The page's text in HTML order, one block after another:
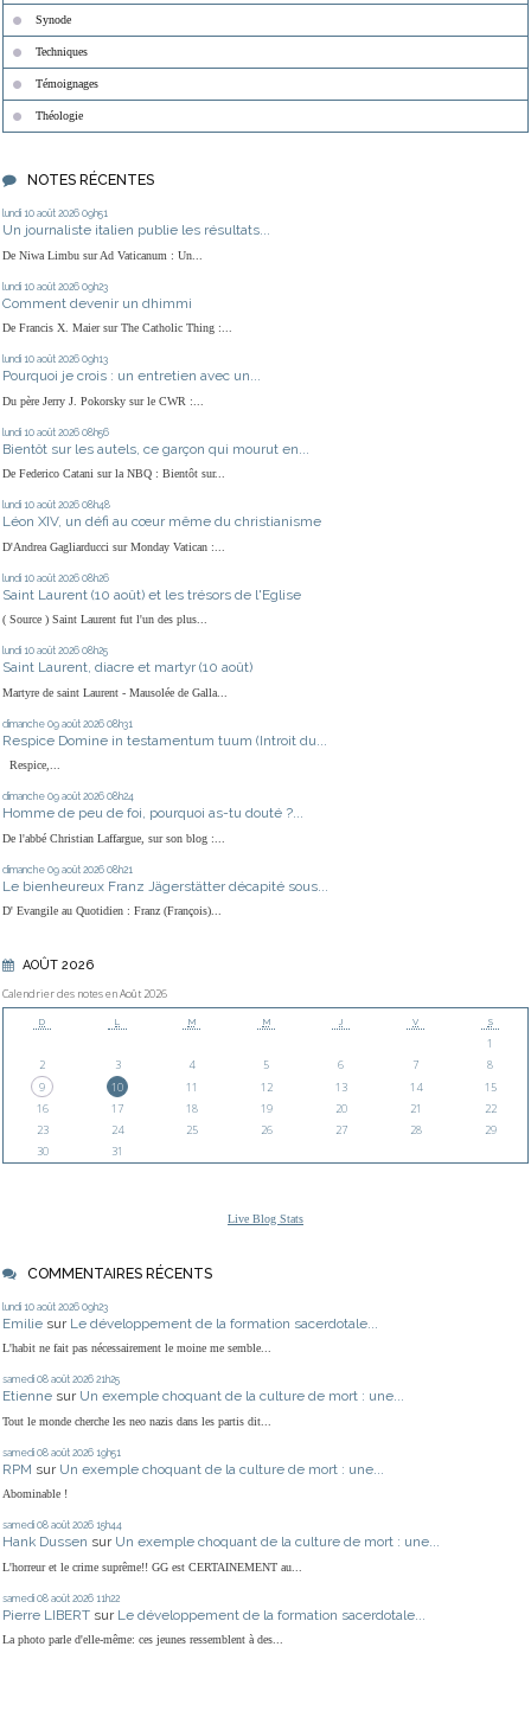
Synode
Techniques
Témoignages
Théologie
NOTES RÉCENTES
lundi 10 août 2026 09h51
Un journaliste italien publie les résultats...
De Niwa Limbu sur Ad Vaticanum : Un...
lundi 10 août 2026 09h23
Comment devenir un dhimmi
De Francis X. Maier sur The Catholic Thing :...
lundi 10 août 2026 09h13
Pourquoi je crois : un entretien avec un...
Du père Jerry J. Pokorsky sur le CWR :...
lundi 10 août 2026 08h56
Bientôt sur les autels, ce garçon qui mourut en...
De Federico Catani sur la NBQ : Bientôt sur...
lundi 10 août 2026 08h48
Léon XIV, un défi au cœur même du christianisme
D'Andrea Gagliarducci sur Monday Vatican :...
lundi 10 août 2026 08h26
Saint Laurent (10 août) et les trésors de l'Eglise
( Source ) Saint Laurent fut l'un des plus...
lundi 10 août 2026 08h25
Saint Laurent, diacre et martyr (10 août)
Martyre de saint Laurent - Mausolée de Galla...
dimanche 09 août 2026 08h31
Respice Domine in testamentum tuum (Introit du...
Respice,...
dimanche 09 août 2026 08h24
Homme de peu de foi, pourquoi as-tu douté ?...
De l'abbé Christian Laffargue, sur son blog :...
dimanche 09 août 2026 08h21
Le bienheureux Franz Jägerstätter décapité sous...
D' Evangile au Quotidien : Franz (François)...
AOÛT 2026
Calendrier des notes en Août 2026
D L M M J V S
1
2
3 4 5 6 7
8
9
10 11 12 13 14
15
16
17 18 19 20 21
22
23
24 25 26 27 28
29
30
31
Live Blog Stats
COMMENTAIRES RÉCENTS
lundi 10 août 2026 09h23
Emilie sur Le développement de la formation sacerdotale...
L'habit ne fait pas nécessairement le moine me semble...
samedi 08 août 2026 21h25
Etienne sur Un exemple choquant de la culture de mort : une...
Tout le monde cherche les neo nazis dans les partis dit...
samedi 08 août 2026 19h51
RPM sur Un exemple choquant de la culture de mort : une...
Abominable !
samedi 08 août 2026 15h44
Hank Dussen sur Un exemple choquant de la culture de mort : une...
L'horreur et le crime suprême!! GG est CERTAINEMENT au...
samedi 08 août 2026 11h22
Pierre LIBERT sur Le développement de la formation sacerdotale...
La photo parle d'elle-même: ces jeunes ressemblent à des...